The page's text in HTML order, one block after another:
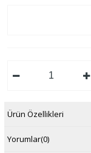
Ürün Özellikleri
Yorumlar(0)